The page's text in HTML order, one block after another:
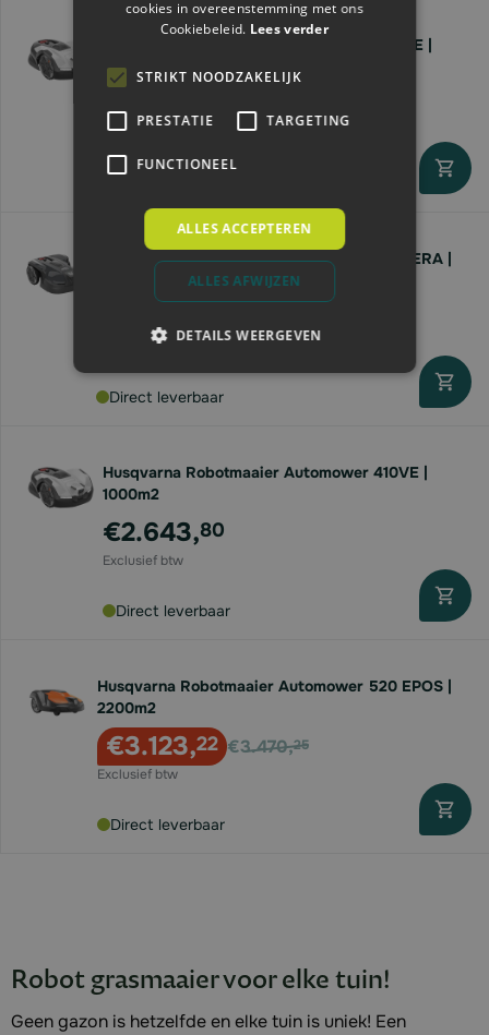
Husqvarna Robotmaaier Automower 405VE |
600m2
€2.135, €2.271,
Husqvarna Robotmaaier Automower 320 NERA |
€2.453,
Direct leverbaar
Husqvarna Robotmaaier Automower 410VE |
1000m2
€2.643,80
Direct leverbaar
Husqvarna Robotmaaier Automower 520 EPOS |
2200m2
Voor
€3.123,22 €3.470,25
Direct leverbaar
Robot grasmaaier voor elke tuin!
Geen gazon is hetzelfde en elke tuin is uniek! Een
cookies in overeenstemming met ons
Cookiebeleid. Lees verder
STRIKT NOODZAKELIJK
PRESTATIE TARGETING
FUNCTIONEEL
ALLES ACCEPTEREN
ALLES AFWIJZEN
DETAILS WEERGEVEN